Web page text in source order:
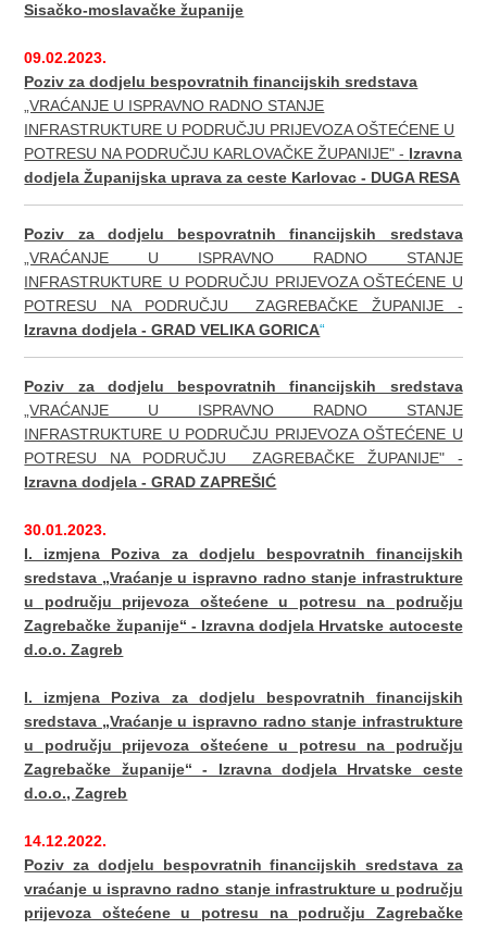
Sisačko-moslavačke županije
09.02.2023.
Poziv za dodjelu bespovratnih financijskih sredstava
„VRAĆANJE U ISPRAVNO RADNO STANJE
INFRASTRUKTURE U PODRUČJU PRIJEVOZA OŠTEĆENE U
POTRESU NA PODRUČJU KARLOVAČKE ŽUPANIJE" - Izravna
dodjela Županijska uprava za ceste Karlovac - DUGA RESA
Poziv za dodjelu bespovratnih financijskih sredstava
„VRAĆANJE U ISPRAVNO RADNO STANJE
INFRASTRUKTURE U PODRUČJU PRIJEVOZA OŠTEĆENE U
POTRESU NA PODRUČJU ZAGREBAČKE ŽUPANIJE -
Izravna dodjela - GRAD VELIKA GORICA“
Poziv za dodjelu bespovratnih financijskih sredstava
„VRAĆANJE U ISPRAVNO RADNO STANJE
INFRASTRUKTURE U PODRUČJU PRIJEVOZA OŠTEĆENE U
POTRESU NA PODRUČJU ZAGREBAČKE ŽUPANIJE" -
Izravna dodjela - GRAD ZAPREŠIĆ
30.01.2023.
I. izmjena Poziva za dodjelu bespovratnih financijskih
sredstava „Vraćanje u ispravno radno stanje infrastrukture
u području prijevoza oštećene u potresu na području
Zagrebačke županije“ - Izravna dodjela Hrvatske autoceste
d.o.o. Zagreb
I. izmjena Poziva za dodjelu bespovratnih financijskih
sredstava „Vraćanje u ispravno radno stanje infrastrukture
u području prijevoza oštećene u potresu na području
Zagrebačke županije“ - Izravna dodjela Hrvatske ceste
d.o.o., Zagreb
14.12.2022.
Poziv za dodjelu bespovratnih financijskih sredstava za
vraćanje u ispravno radno stanje infrastrukture u području
prijevoza oštećene u potresu na području Zagrebačke